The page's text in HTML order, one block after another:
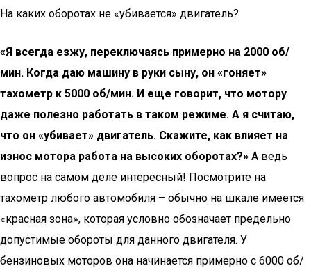
На каких оборотах не «убивается» двигатель?
«Я всегда езжу, переключаясь примерно на 2000 об/
мин. Когда даю машину в руки сыну, он «гоняет»
тахометр к 5000 об/мин. И еще говорит, что мотору
даже полезно работать в таком режиме. А я считаю,
что он «убивает» двигатель. Скажите, как влияет на
износ мотора работа на высоких оборотах?» А ведь
вопрос на самом деле интересный! Посмотрите на
тахометр любого автомобиля – обычно на шкале имеется
«красная зона», которая условно обозначает предельно
допустимые обороты для данного двигателя. У
бензиновых моторов она начинается примерно с 6000 об/